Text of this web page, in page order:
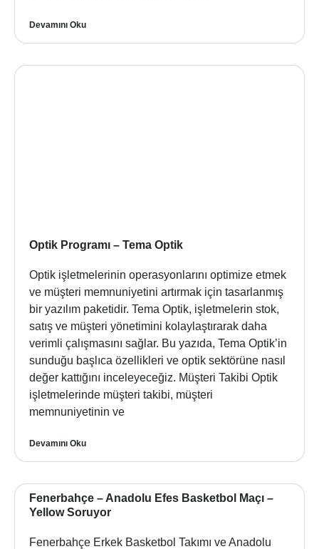
Devamını Oku
Optik Programı – Tema Optik
Optik işletmelerinin operasyonlarını optimize etmek
ve müşteri memnuniyetini artırmak için tasarlanmış
bir yazılım paketidir. Tema Optik, işletmelerin stok,
satış ve müşteri yönetimini kolaylaştırarak daha
verimli çalışmasını sağlar. Bu yazıda, Tema Optik’in
sunduğu başlıca özellikleri ve optik sektörüne nasıl
değer kattığını inceleyeceğiz. Müşteri Takibi Optik
işletmelerinde müşteri takibi, müşteri
memnuniyetinin ve
Devamını Oku
Fenerbahçe – Anadolu Efes Basketbol Maçı –
Yellow Soruyor
Fenerbahçe Erkek Basketbol Takımı ve Anadolu